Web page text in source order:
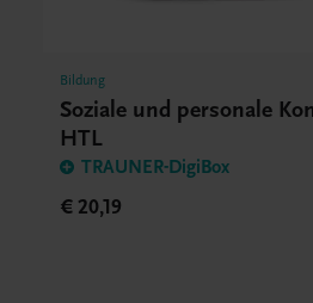
Bildung
Soziale und personale
HTL
TRAUNER-DigiBox
€ 20,19